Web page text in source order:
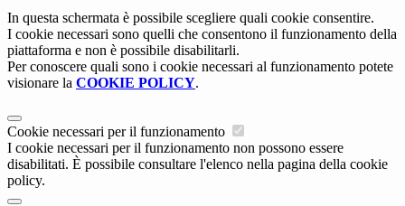
In questa schermata è possibile scegliere quali cookie consentire.
I cookie necessari sono quelli che consentono il funzionamento della
piattaforma e non è possibile disabilitarli.
Per conoscere quali sono i cookie necessari al funzionamento potete
visionare la COOKIE POLICY.
Cookie necessari per il funzionamento
I cookie necessari per il funzionamento non possono essere
disabilitati. È possibile consultare l'elenco nella pagina della cookie
policy.